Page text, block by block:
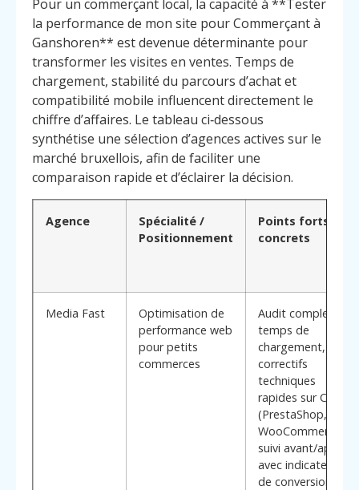
Pour un commerçant local, la capacité à **Tester
la performance de mon site pour Commerçant à
Ganshoren** est devenue déterminante pour
transformer les visites en ventes. Temps de
chargement, stabilité du parcours d’achat et
compatibilité mobile influencent directement le
chiffre d’affaires. Le tableau ci‑dessous
synthétise une sélection d’agences actives sur le
marché bruxellois, afin de faciliter une
comparaison rapide et d’éclairer la décision.
Agence
Spécialité /
Positionnement
Points forts
concrets
Media Fast
Optimisation de
performance web
pour petits
commerces
Audit complet de
temps de
chargement,
correctifs
techniques
rapides sur CMS
(PrestaShop,
WooCommerce),
suivi avant/après
avec indicateurs
de conversion